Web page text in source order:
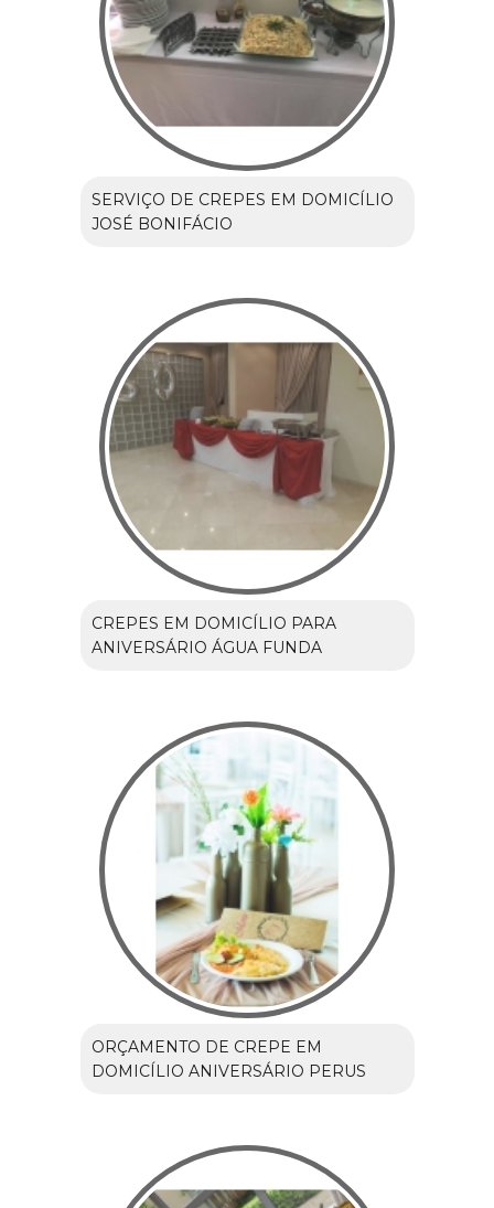
SERVIÇO DE CREPES EM DOMICÍLIO
JOSÉ BONIFÁCIO
CREPES EM DOMICÍLIO PARA
ANIVERSÁRIO ÁGUA FUNDA
ORÇAMENTO DE CREPE EM
DOMICÍLIO ANIVERSÁRIO PERUS